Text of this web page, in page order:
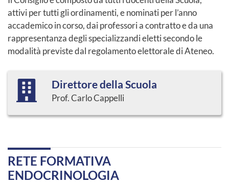
attivi per tutti gli ordinamenti, e nominati per l’anno
accademico in corso, dai professori a contratto e da una
rappresentanza degli specializzandi eletti secondo le
modalità previste dal regolamento elettorale di Ateneo.
Direttore della Scuola
Prof. Carlo Cappelli
RETE FORMATIVA
ENDOCRINOLOGIA